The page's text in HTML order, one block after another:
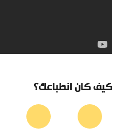
كيف كان انطباعك؟